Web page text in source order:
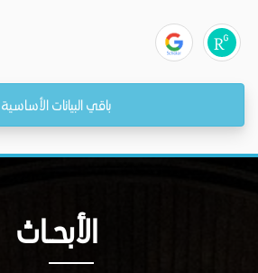
باقي البيانات الأساسية
الأبحــاث